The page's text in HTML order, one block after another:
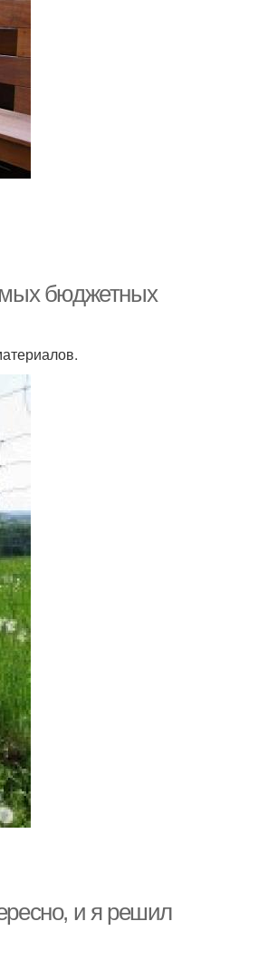
бюджетных
и я решил